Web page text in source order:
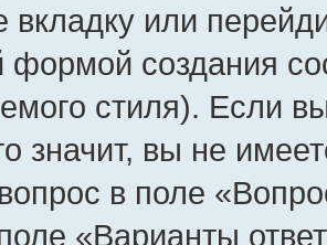
вкладку или
формой создания
стиля). Если
значит, вы не
в поле
«Варианты